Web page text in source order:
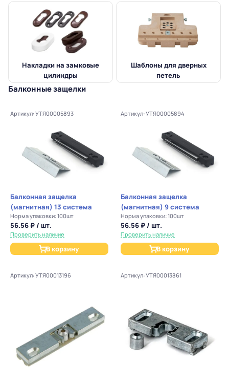
Накладки на замковые
цилиндры
Шаблоны для дверных
петель
Балконные защелки
Артикул: УТЯ00005893
Балконная защелка
(магнитная) 13 система
Норма упаковки: 100шт
56.56 ₽ / шт.
Проверить наличие
В корзину
Артикул: УТЯ00005894
Балконная защелка
(магнитная) 9 система
Норма упаковки: 100шт
56.56 ₽ / шт.
Проверить наличие
В корзину
Артикул: УТЯ00013196 Артикул: УТЯ00013861